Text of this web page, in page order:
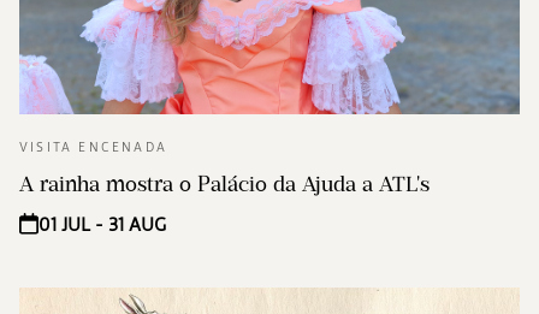
VISITA ENCENADA
A rainha mostra o Palácio da Ajuda a ATL's
01 JUL - 31 AUG